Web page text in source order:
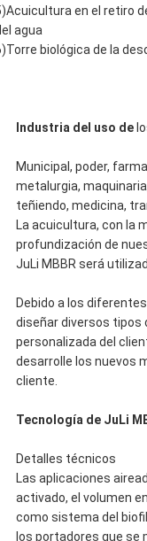
en el retiro
agua
biológica de la
Industria del uso de
Municipal, poder,
metalurgia,
teñiendo, medicina,
La acuicultura, con la
profundización de
JuLi MBBR será
Debido a los
diseñar diversos tipos
personalizada del
desarrolle los nuevos
cliente.
Tecnología de JuLi
Detalles técnicos
Las aplicaciones
activado, el volumen
como sistema del
los portadores que se